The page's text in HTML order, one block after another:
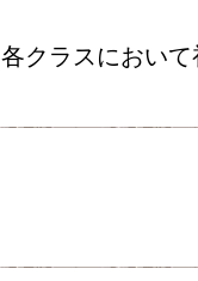
各クラスにおい